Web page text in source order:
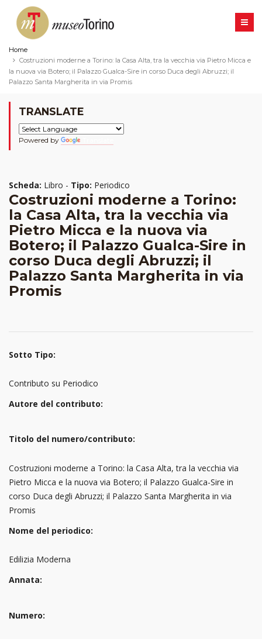
Home
Costruzioni moderne a Torino: la Casa Alta, tra la vecchia via Pietro Micca e
la nuova via Botero; il Palazzo Gualca-Sire in corso Duca degli Abruzzi; il
Palazzo Santa Margherita in via Promis
TRANSLATE
Powered by
Scheda: Libro - Tipo: Periodico
Costruzioni moderne a Torino:
la Casa Alta, tra la vecchia via
Pietro Micca e la nuova via
Botero; il Palazzo Gualca-Sire in
corso Duca degli Abruzzi; il
Palazzo Santa Margherita in via
Promis
Sotto Tipo:
Contributo su Periodico
Autore del contributo:
Titolo del numero/contributo:
Costruzioni moderne a Torino: la Casa Alta, tra la vecchia via
Pietro Micca e la nuova via Botero; il Palazzo Gualca-Sire in
corso Duca degli Abruzzi; il Palazzo Santa Margherita in via
Promis
Nome del periodico:
Edilizia Moderna
Annata:
Numero: